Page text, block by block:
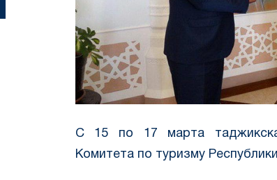
С 15 по 17 марта
Комитета по туризму